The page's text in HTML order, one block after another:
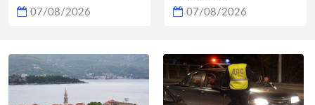
07/08/2026 07/08/2026